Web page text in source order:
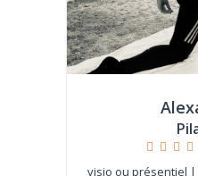
visio ou présentiel